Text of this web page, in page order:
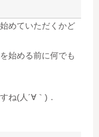
めていただくかど
始める前に何でも
ね(人´∀｀)．